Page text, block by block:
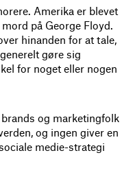
Amerika er blevet
på George Floyd.
hinanden for at tale,
gøre sig
for noget eller nogen
og marketingfolk
og ingen giver en
medie-strategi